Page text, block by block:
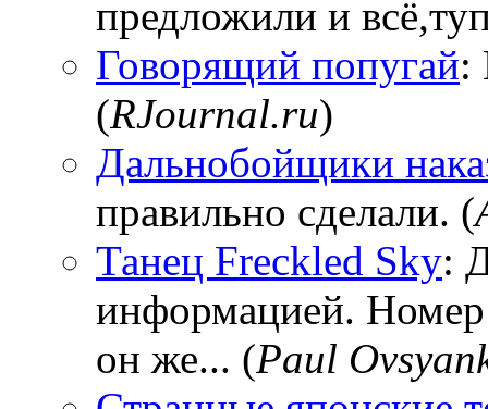
предложили и
Говорящий попугай:
(RJournal.ru)
Дальнобойщики
правильно сделали. (
Танец Freckled Sky:
информацией.
он же... (Paul